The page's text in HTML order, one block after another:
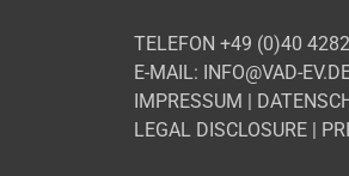
TELEFON +49 (0)40
E-MAIL: INFO@VAD-
IMPRESSUM |
LEGAL DISCLOSURE |